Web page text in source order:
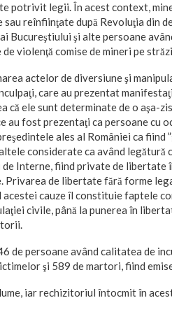
potrivit legii. În acest context,
reînfiinţate după Revoluţia din
Bucureştiului şi alte persoane
violenţă comise de mineri pe
actelor de diversiune şi
care au prezentat
că ele sunt determinate de o aşa-
au fost prezentaţi ca persoane cu
ales al României ca fiind
considerate ca având
Interne, fiind private de
Privarea de libertate fără forme
cauze îl constituie faptele
civile, până la punerea în
de persoane având calitatea de
şi 589 de martori, fiind
iar rechizitoriul întocmit în